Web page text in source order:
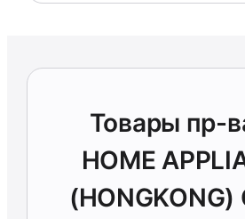
Товары пр-
HOME
(HONGKONG)